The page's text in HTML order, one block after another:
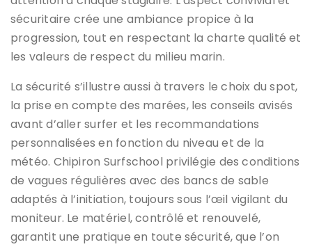
sécuritaire crée une ambiance propice à la
progression, tout en respectant la charte qualité et
les valeurs de respect du milieu marin.
La sécurité s’illustre aussi à travers le choix du spot,
la prise en compte des marées, les conseils avisés
avant d’aller surfer et les recommandations
personnalisées en fonction du niveau et de la
météo. Chipiron Surfschool privilégie des conditions
de vagues régulières avec des bancs de sable
adaptés à l’initiation, toujours sous l’œil vigilant du
moniteur. Le matériel, contrôlé et renouvelé,
garantit une pratique en toute sécurité, que l’on